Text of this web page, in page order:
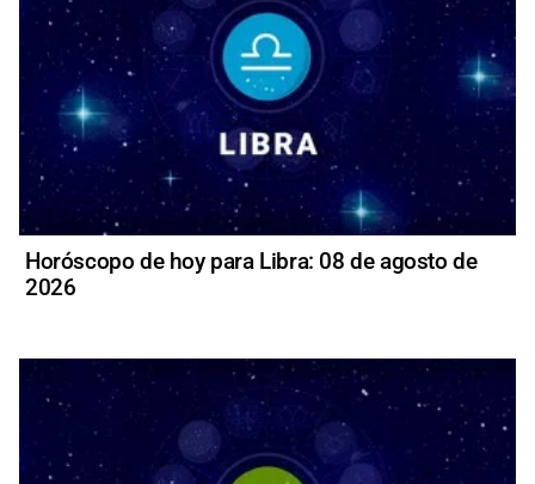
Horóscopo de hoy para Libra: 08 de agosto de
2026